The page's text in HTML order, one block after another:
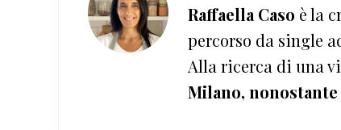
Raffaella Caso è la
percorso da single
Alla ricerca di una
Milano,